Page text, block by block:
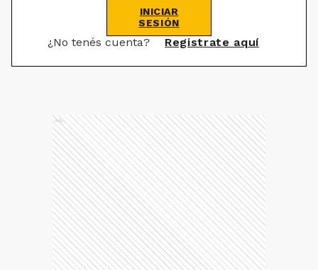
INICIAR
SESIÓN
¿No tenés cuenta? Registrate aquí
Ads